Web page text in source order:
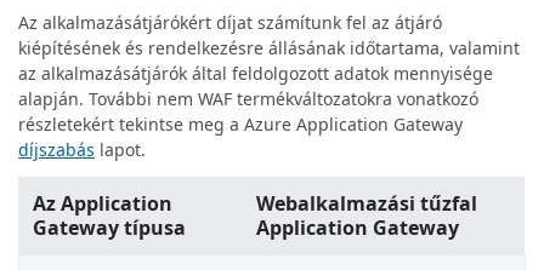
Az alkalmazásátjárókért díjat számítunk fel az átjáró
kiépítésének és rendelkezésre állásának időtartama, valamint
az alkalmazásátjárók által feldolgozott adatok mennyisége
alapján. További nem WAF termékváltozatokra vonatkozó
részletekért tekintse meg a Azure Application Gateway
díjszabás lapot.
Az Application
Gateway típusa
Webalkalmazási tűzfal
Application Gateway